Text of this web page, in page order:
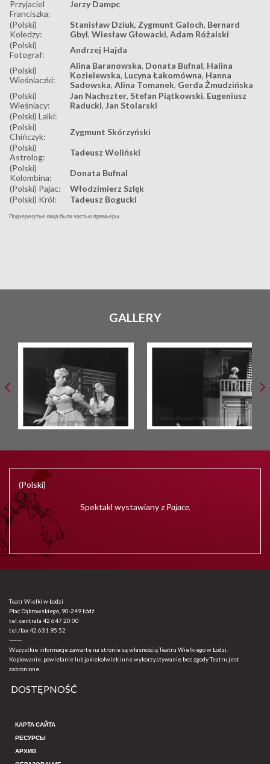
Przyjaciel
Franciszka:
Jerzy Dampc
(Polski)
Koledzy:
Stanisław Dziuk, Zygmunt Galoch, Bernard
Gbyl, Wiesław Głowacki, Adam Różalski
(Polski)
Fotograf:
Andrzej Hajda
(Polski)
Wieśniaczki:
Alina Baranowska, Donata Bufnal, Halina
Kozielewska, Lucyna Łakomówna, Hanna
Sadowska, Alina Tomanek, Gerda Żmudzińska
(Polski)
Wieśniacy:
Jan Nachszter, Stefan Piątkowski, Eugeniusz
Raducki, Jan Stolarski
(Polski) Lalki:
(Polski)
Chińczyk:
Zygmunt Skórzyński
(Polski)
Astrolog:
Tadeusz Woliński
(Polski)
Kolombina:
Donata Bufnal
(Polski) Pajac:
Włodzimierz Szlęk
(Polski) Król:
Tadeusz Bogucki
Подчеркнутые лица были частью премьеры
GALLERY
(Polski)
Spektakl wystawiany z Pajace.
Teatr Wielki w Łodzi
Plac Dąbrowskiego, 90-249 Łódź
tel. centrala 42 647 20 00
tel./fax42 631 95 52
-------
Wszystkie informacje zawarte na stronie są własnością Teatru Wielkiego w Łodzi.
Kopiowanie, powielanie lub jakiekolwiek inne wykorzystywanie bez zgody Teatru jest
zabronione.
DOSTĘPNOŚĆ
КАРТА САЙТА
РЕСУРСЫ
АРХИВ